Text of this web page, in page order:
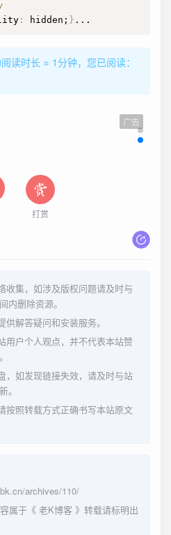
: hidden; } ...
读时长 ≈ 1分钟，您已阅读：
广告
打赏
收集，如涉及版权问题请及时与
内删除资源。
解答疑问和安装服务。
用户个人观点，并不代表本站赞
，如发现链接失效，请及时与站
。
按照转载方式正确书写本站原文
archives/110/
属于《 老K博客 》转载请标明出